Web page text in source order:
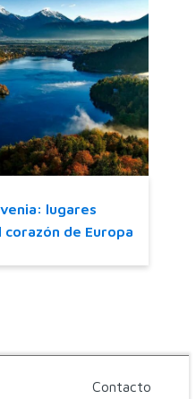
lugares
de Europa
Contacto